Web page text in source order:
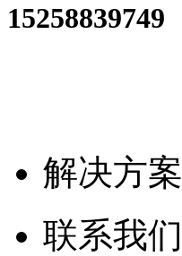
15258839749
解决方案
联系我们